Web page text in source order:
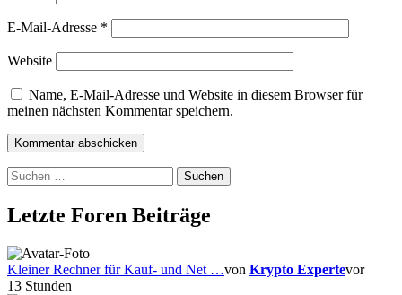
E-Mail-Adresse *
Website
Name, E-Mail-Adresse und Website in diesem Browser für
meinen nächsten Kommentar speichern.
Suchen
nach:
Letzte Foren Beiträge
Kleiner Rechner für Kauf- und Net …von Krypto Expertevor
13 Stunden